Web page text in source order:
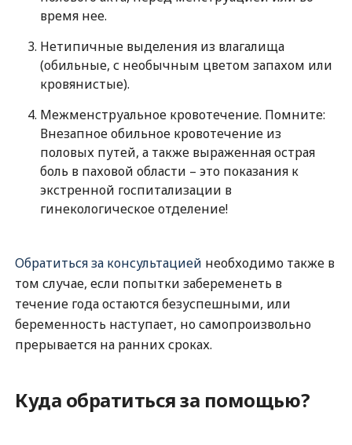
время нее.
Нетипичные выделения из влагалища
(обильные, с необычным цветом запахом или
кровянистые).
Межменструальное кровотечение. Помните:
Внезапное обильное кровотечение из
половых путей, а также выраженная острая
боль в паховой области – это показания к
экстренной госпитализации в
гинекологическое отделение!
Обратиться за консультацией необходимо также в
том случае, если попытки забеременеть в
течение года остаются безуспешными, или
беременность наступает, но самопроизвольно
прерывается на ранних сроках.
Куда обратиться за помощью?